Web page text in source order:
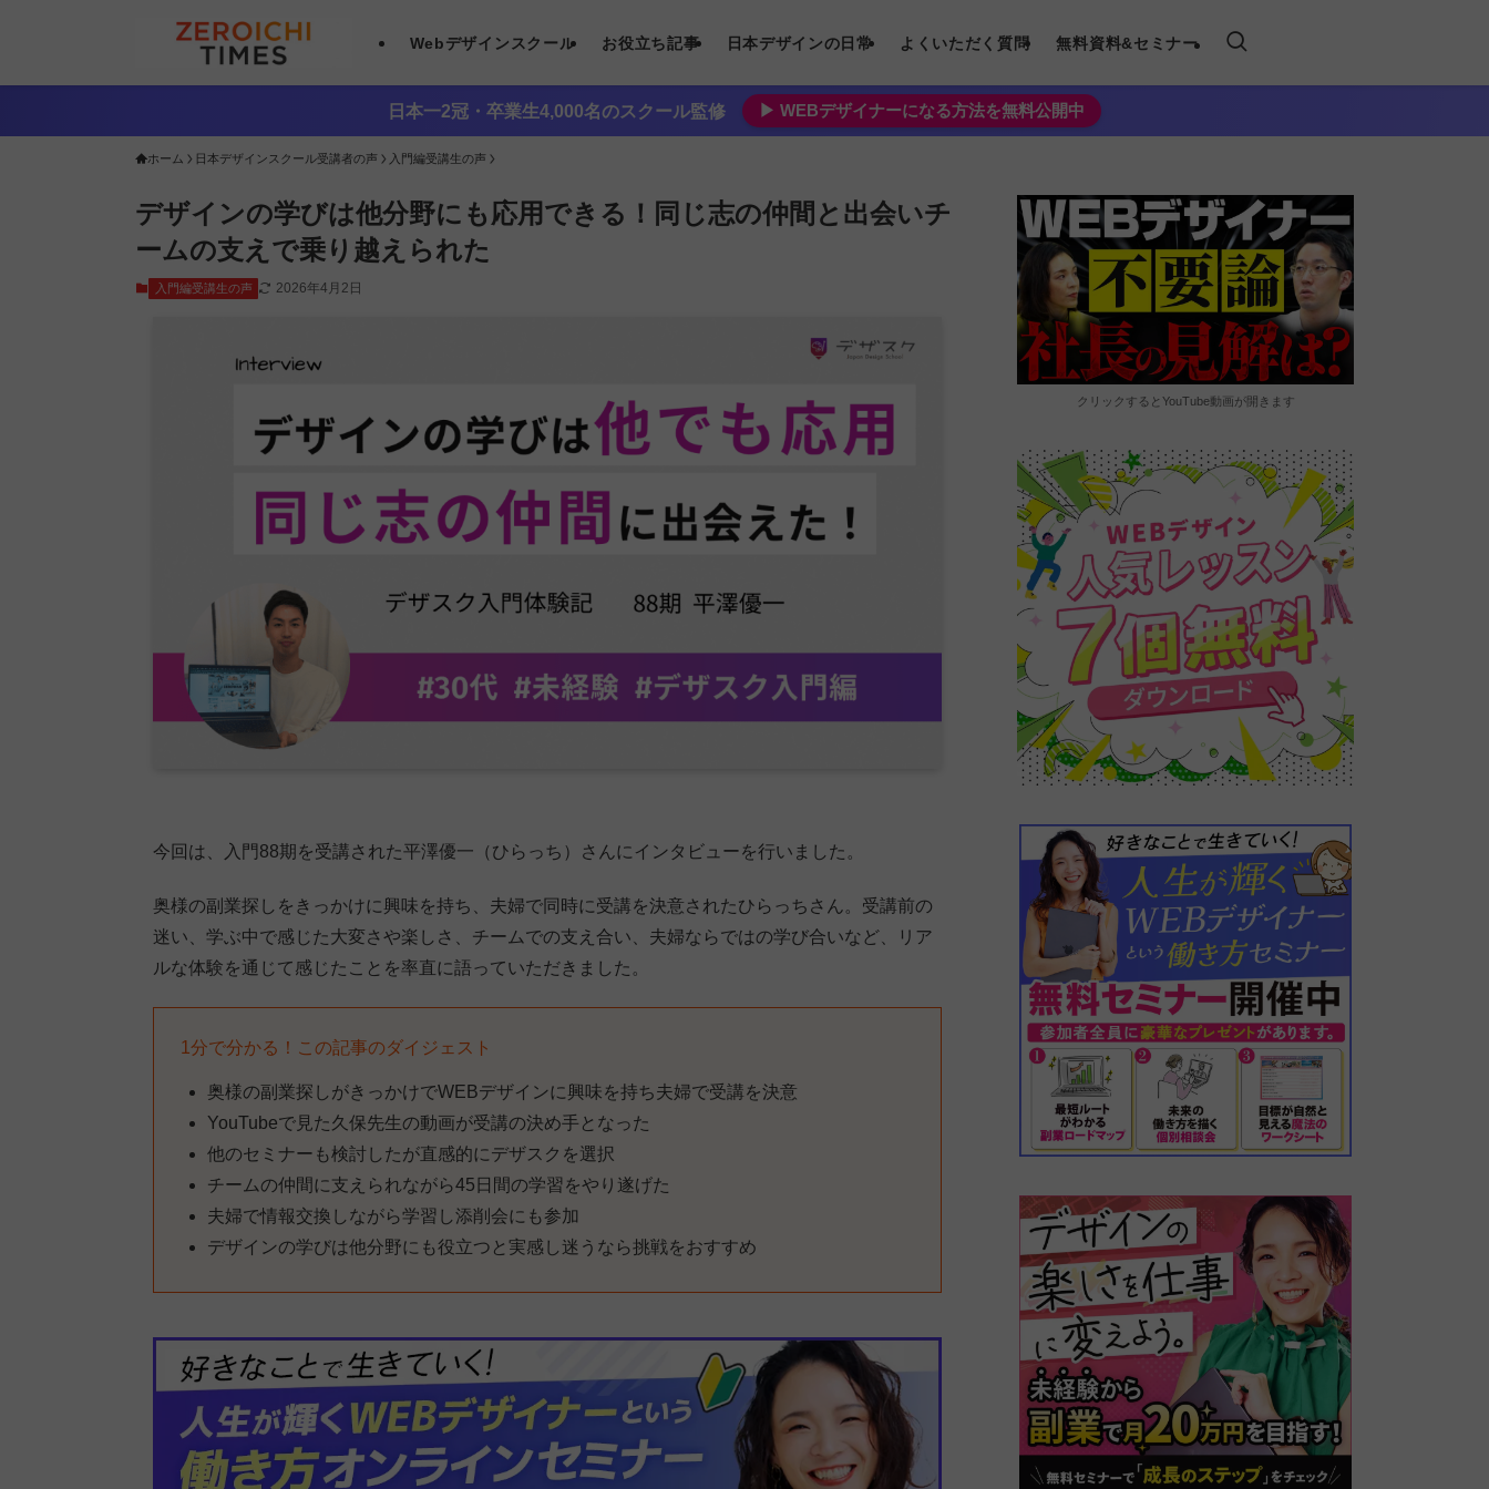
Webデザインスクール お役立ち記事 日本デザインの日常 よくいただく質問 無料資料&セミナー
日本一2冠・卒業生4,000名のスクール監修 ▶︎ WEBデザイナーになる方法を無料公開中
ホーム 日本デザインスクール受講者の声 入門編受講生の声
デザインの学びは他分野にも応用できる！同じ志の仲間と出会いチ
ームの支えで乗り越えられた
入門編受講生の声 2026年4月2日
今回は、入門88期を受講された平澤優一（ひらっち）さんにインタビューを行いました。
奥様の副業探しをきっかけに興味を持ち、夫婦で同時に受講を決意されたひらっちさん。受講前の
迷い、学ぶ中で感じた大変さや楽しさ、チームでの支え合い、夫婦ならではの学び合いなど、リア
ルな体験を通じて感じたことを率直に語っていただきました。
1分で分かる！この記事のダイジェスト
奥様の副業探しがきっかけでWEBデザインに興味を持ち夫婦で受講を決意
YouTubeで見た久保先生の動画が受講の決め手となった
他のセミナーも検討したが直感的にデザスクを選択
チームの仲間に支えられながら45日間の学習をやり遂げた
夫婦で情報交換しながら学習し添削会にも参加
デザインの学びは他分野にも役立つと実感し迷うなら挑戦をおすすめ
クリックするとYouTube動画が開きます